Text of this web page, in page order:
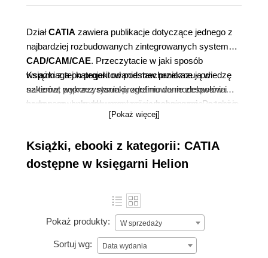
DziałCATIA zawiera publikacje dotyczące jednego z
najbardziej rozbudowanych zintegrowanych systemów
CAD/CAM/CAE. Przeczytacie w jaki sposób
wspomaga on projektowanie mechaniczne - od
szkiców, poprzez rysunki, zdefiniowanie zespołów i
wygenerowanie dokumentacji wykonawczej. Poznacie
także narzędzia PDM/PLM (SmarTeam, Enovia)
tworzeniem, rozwojem, dokumentacją, cyklem życia
produktu.
Książki z tej kategorii od podstaw przekazują wiedzę
na temat wykorzystania programu do modelowania
bryłowego, hybrydowego i powierzchniowego, a także
odkrywają tajniki analizy układów kinematycznych,
przestrzeni.
[Pokaż więcej]
Książki, ebooki z kategorii: CATIA
dostępne w księgarni Helion
Pokaż produkty: W sprzedaży
Sortuj wg: Data wydania